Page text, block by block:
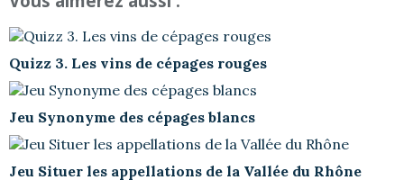
Quizz 3. Les vins de cépages rouges
Jeu Synonyme des cépages blancs
Jeu Situer les appellations de la Vallée du Rhône